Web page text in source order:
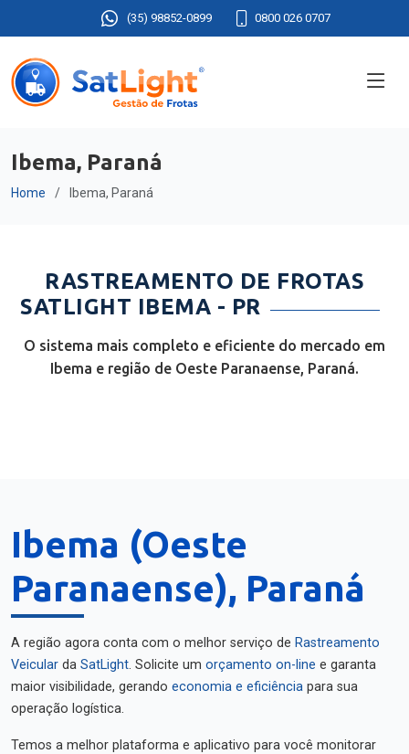
(35) 98852-0899 0800 026 0707
Ibema, Paraná
Home Ibema, Paraná
RASTREAMENTO DE FROTAS
SATLIGHT IBEMA - PR
O sistema mais completo e eficiente do mercado em
Ibema e região de Oeste Paranaense, Paraná.
Ibema (Oeste
Paranaense), Paraná
A região agora conta com o melhor serviço de Rastreamento
Veicular da SatLight. Solicite um orçamento on-line e garanta
maior visibilidade, gerando economia e eficiência para sua
operação logística.
Temos a melhor plataforma e aplicativo para você monitorar